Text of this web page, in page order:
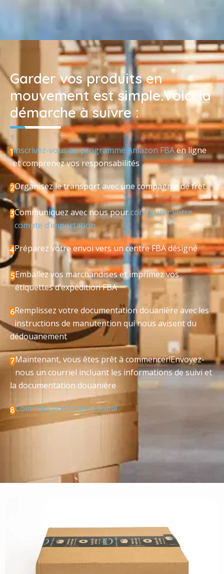
Garder vos produits en
mouvement est simple.Voici la
démarche à suivre :
1Inscrivez-vous au programme Amazon FBAen ligne
et comprenez vos responsabilités
2Organisez le transport avec une compagnie de fret
3Communiquez avec nous pourconfigurer votre
compte d’importation
4Préparez votre envoi vers un centre FBA désigné
5Emballez vos marchandises et imprimez vos
étiquettes d’expédition FBA
6Remplissez votre documentation douanière avec les
instructions de manutention qui nous avisent du
dédouanement
7Maintenant, vous êtes prêt à commencer!Envoyez-
nous un courriel incluant les informations de suivi et
la documentation douanière
8Commençons tout de suite!